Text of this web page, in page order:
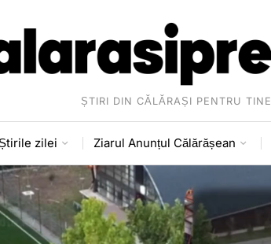
ȘTIRI DIN CĂLĂRAȘI PENTRU TINE
zilei Ziarul Anunțul Călărășean